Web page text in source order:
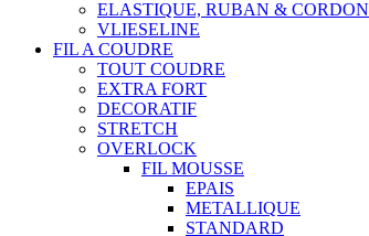
ELASTIQUE, RUBAN & CORDON
VLIESELINE
FIL A COUDRE
TOUT COUDRE
EXTRA FORT
DECORATIF
STRETCH
OVERLOCK
FIL MOUSSE
EPAIS
METALLIQUE
STANDARD